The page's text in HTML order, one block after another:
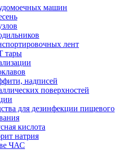
машин
лент
тары
надписей
поверхностей
для дезинфекции пищевого
кислота
натрия
ЧАС